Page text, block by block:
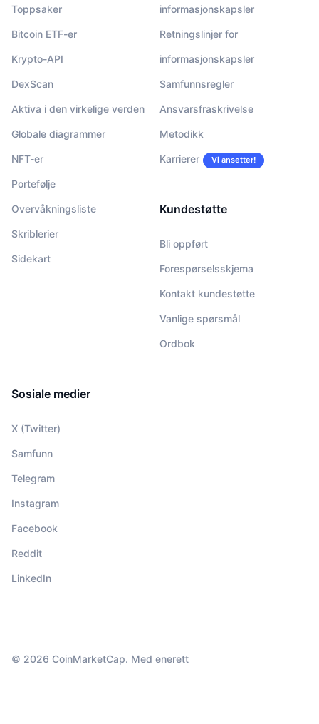
Toppsaker
Bitcoin ETF-er
Krypto-API
DexScan
Aktiva i den virkelige verden
Globale diagrammer
NFT-er
Portefølje
Overvåkningsliste
Skriblerier
Sidekart
informasjonskapsler
Retningslinjer for
informasjonskapsler
Samfunnsregler
Ansvarsfraskrivelse
Metodikk
Karrierer Vi ansetter!
Kundestøtte
Bli oppført
Forespørselsskjema
Kontakt kundestøtte
Vanlige spørsmål
Ordbok
Sosiale medier
X (Twitter)
Samfunn
Telegram
Instagram
Facebook
Reddit
LinkedIn
© 2026 CoinMarketCap. Med enerett